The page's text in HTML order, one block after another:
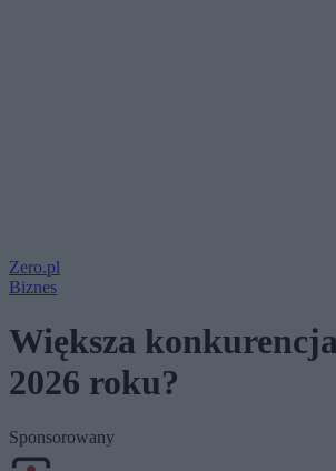
Zero.pl
Biznes
Większa
2026 roku?
Sponsorowany